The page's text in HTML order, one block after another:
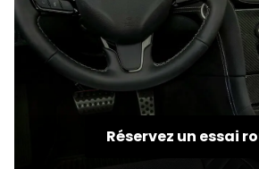
Réservez un essai